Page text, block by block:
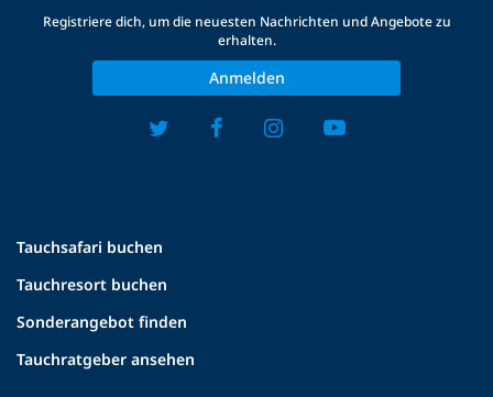
Tauchsafari buchen
Tauchresort buchen
Sonderangebot finden
Tauchratgeber ansehen
Registriere dich, um die neuesten Nachrichten und Angebote zu
erhalten.
Anmelden